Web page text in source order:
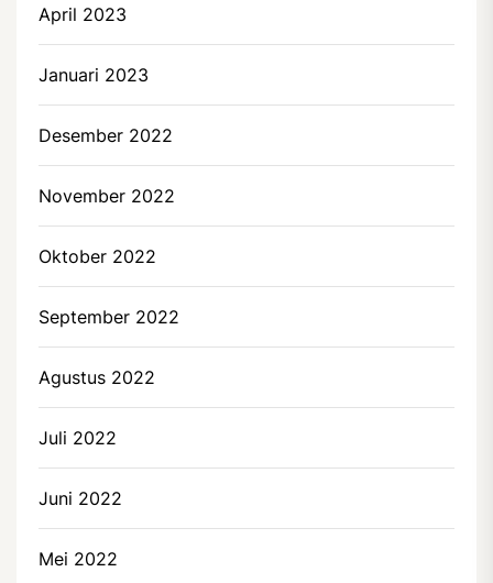
April 2023
Januari 2023
Desember 2022
November 2022
Oktober 2022
September 2022
Agustus 2022
Juli 2022
Juni 2022
Mei 2022